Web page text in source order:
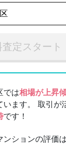
定スタート
では相場が上昇
います。
取引が
です！
ンションの評価